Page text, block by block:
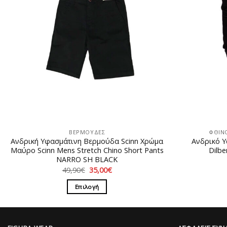
ΒΕΡΜΟΥΔΕΣ
Ανδρική Υφασμάτινη Βερμούδα Scinn Xρώμα
Μαύρο Scinn Mens Stretch Chino Short Pants
NARRO SH BLACK
49,90€ Original
price
was:
49,90€.
35,00€Η
Επιλογή
Ανδρικό